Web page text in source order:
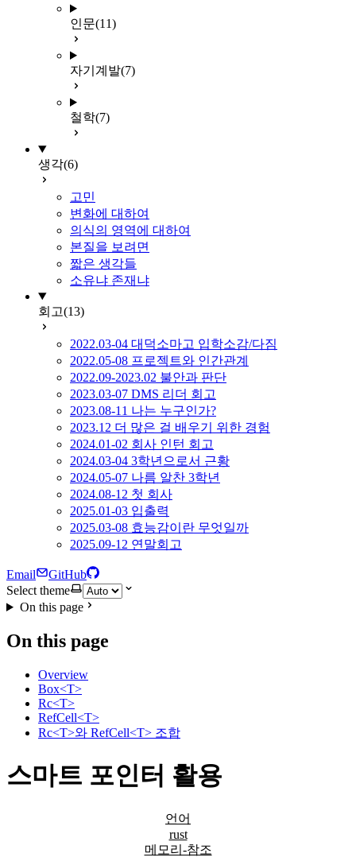
인문(11)
자기계발(7)
철학(7)
생각(6)
고민
변화에 대하여
의식의 영역에 대하여
본질을 보려면
짧은 생각들
소유냐 존재냐
회고(13)
2022.03-04 대덕소마고 입학소감/다짐
2022.05-08 프로젝트와 인간관계
2022.09-2023.02 불안과 판단
2023.03-07 DMS 리더 회고
2023.08-11 나는 누구인가?
2023.12 더 많은 걸 배우기 위한 경험
2024.01-02 회사 인턴 회고
2024.03-04 3학년으로서 근황
2024.05-07 나름 알찬 3학년
2024.08-12 첫 회사
2025.01-03 입출력
2025.03-08 효능감이란 무엇일까
2025.09-12 연말회고
Email
GitHub
Select theme
On this page
On this page
Overview
Box<T>
Rc<T>
RefCell<T>
Rc<T>와 RefCell<T> 조합
스마트 포인터 활용
언어
rust
메모리-참조